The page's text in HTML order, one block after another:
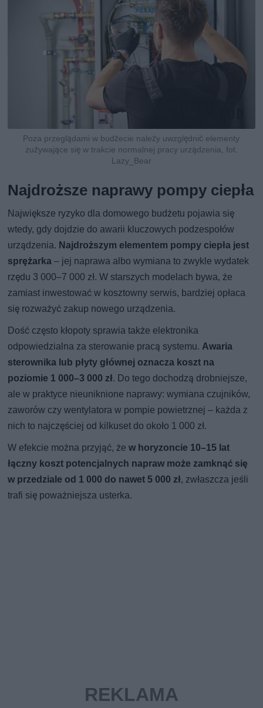
Poza przeglądami w budżecie należy uwzględnić elementy
zużywające się w trakcie normalnej pracy urządzenia, fot.
Lazy_Bear
Najdroższe naprawy pompy ciepła
Największe ryzyko dla domowego budżetu pojawia się
wtedy, gdy dojdzie do awarii kluczowych podzespołów
urządzenia. Najdroższym elementem pompy ciepła jest
sprężarka – jej naprawa albo wymiana to zwykle wydatek
rzędu 3 000–7 000 zł. W starszych modelach bywa, że
zamiast inwestować w kosztowny serwis, bardziej opłaca
się rozważyć zakup nowego urządzenia.
Dość często kłopoty sprawia także elektronika
odpowiedzialna za sterowanie pracą systemu.Awaria
sterownika lub płyty głównej oznacza koszt na
poziomie 1 000–3 000 zł. Do tego dochodzą drobniejsze,
ale w praktyce nieuniknione naprawy: wymiana czujników,
zaworów czy wentylatora w pompie powietrznej – każda z
nich to najczęściej od kilkuset do około 1 000 zł.
W efekcie można przyjąć, żew horyzoncie 10–15 lat
łączny koszt potencjalnych napraw może zamknąć się
w przedziale od 1 000 do nawet 5 000 zł, zwłaszcza jeśli
trafi się poważniejsza usterka.